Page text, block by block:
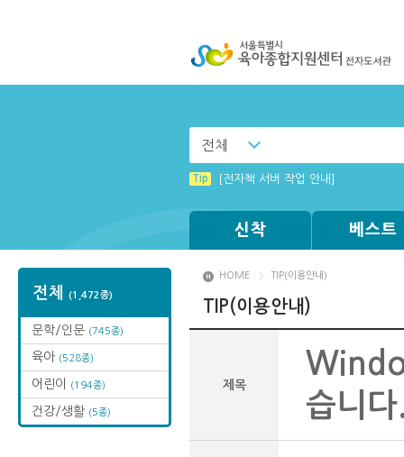
전체
Tip [전자책 서버 작업 안내]
신착 베스트
전체 (1,472종)
문학/인문 (745종)
육아 (528종)
어린이 (194종)
건강/생활 (5종)
HOME TIP(이용안내)
TIP(이용안내)
제목
습니